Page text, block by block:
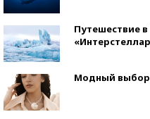
Путешествие
Модный выбор: